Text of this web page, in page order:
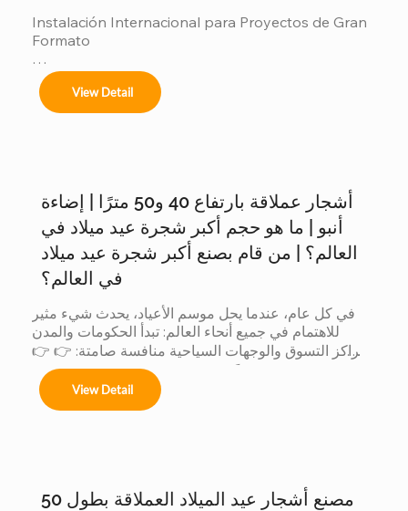
Instalación Internacional para Proyectos de Gran
Formato
Ofrecemos servicios completos de instalación
para:
Árboles de 4m a 50m en espacios interiores y
exteriores.
municipales.
Festivales navideños, parques temáticos y
activaciones de marca.
View Detail
أشجار عملاقة بارتفاع 40 و50 مترًا | إضاءة
أنبو | ما هو حجم أكبر شجرة عيد ميلاد في
العالم؟ | من قام بصنع أكبر شجرة عيد ميلاد
في العالم؟
في كل عام، عندما يحل موسم الأعياد، يحدث شيء مثير
للاهتمام في جميع أنحاء العالم: تبدأ الحكومات والمدن
ومراكز التسوق والوجهات السياحية منافسة صامتة: 👉 👉
لأن الشجرة الأكبر حجماً: يجذب المزيد من الزوار يُحدث ذلك
تأثيراً أكبر على وسائل التواصل الاجتماعي يتم إنتاج قيمة
تجارية أكبر عندما تتنافس الدول... يشارك المصنعون أيضاً.
فحسب......
View Detail
مصنع أشجار عيد الميلاد العملاقة بطول 50